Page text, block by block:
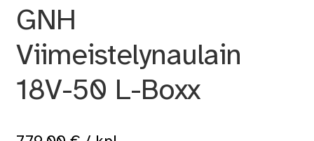
GNH
Viimeistelynaulain
18V-50 L-Boxx